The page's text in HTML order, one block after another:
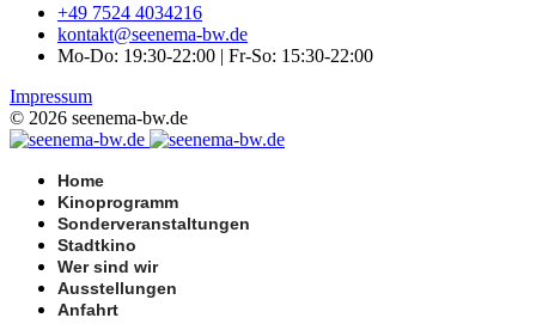
+49 7524 4034216
kontakt@seenema-bw.de
Mo-Do: 19:30-22:00 | Fr-So: 15:30-22:00
Impressum
© 2026 seenema-bw.de
Home
Kinoprogramm
Sonderveranstaltungen
Stadtkino
Wer sind wir
Ausstellungen
Anfahrt